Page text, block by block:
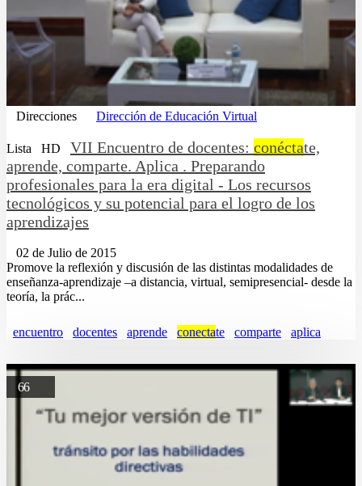
Direcciones Dirección de Educación Virtual
Lista HD VII Encuentro de docentes: conéctate,
aprende, comparte. Aplica . Preparando
profesionales para la era digital - Los recursos
tecnológicos y su potencial para el logro de los
aprendizajes
02 de Julio de 2015
Promove la reflexión y discusión de las distintas modalidades de
enseñanza-aprendizaje –a distancia, virtual, semipresencial- desde la
teoría, la prác...
encuentro docentes aprende conectate comparte aplica
66